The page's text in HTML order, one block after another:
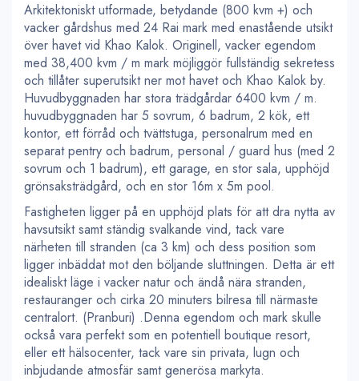
Arkitektoniskt utformade, betydande (800 kvm +) och
vacker gårdshus med 24 Rai mark med enastående utsikt
över havet vid Khao Kalok. Originell, vacker egendom
med 38,400 kvm / m mark möjliggör fullständig sekretess
och tillåter superutsikt ner mot havet och Khao Kalok by.
Huvudbyggnaden har stora trädgårdar 6400 kvm / m.
huvudbyggnaden har 5 sovrum, 6 badrum, 2 kök, ett
kontor, ett förråd och tvättstuga, personalrum med en
separat pentry och badrum, personal / guard hus (med 2
sovrum och 1 badrum), ett garage, en stor sala, upphöjd
grönsaksträdgård, och en stor 16m x 5m pool.
Fastigheten ligger på en upphöjd plats för att dra nytta av
havsutsikt samt ständig svalkande vind, tack vare
närheten till stranden (ca 3 km) och dess position som
ligger inbäddat mot den böljande sluttningen. Detta är ett
idealiskt läge i vacker natur och ändå nära stranden,
restauranger och cirka 20 minuters bilresa till närmaste
centralort. (Pranburi) .Denna egendom och mark skulle
också vara perfekt som en potentiell boutique resort,
eller ett hälsocenter, tack vare sin privata, lugn och
inbjudande atmosfär samt generösa markyta.